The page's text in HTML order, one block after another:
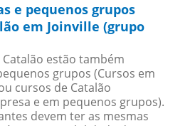
e pequenos grupos
em Joinville (grupo
estão também
grupos (Cursos em
cursos de Catalão
e em pequenos grupos).
devem ter as mesmas